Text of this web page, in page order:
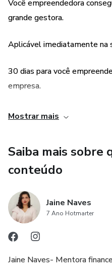
Você empreendedora
grande gestora.
Aplicável imediatamente na
30 dias para você
empresa.
Encontros ao vivo comigo.
Mostrar mais
Saiba mais sobre
conteúdo
Jaine Naves
7 Ano Hotmarter
Jaine Naves- Mentora